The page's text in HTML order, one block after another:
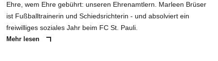
Ehre, wem Ehre gebührt: unseren Ehrenamtlern. Marleen Brüser
ist Fußballtrainerin und Schiedsrichterin - und absolviert ein
freiwilliges soziales Jahr beim FC St. Pauli.
Mehr lesen